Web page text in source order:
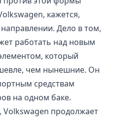
кажется,
Дело в том,
работать над новым
который
чем нынешние. Он
средствам
на одном баке.
продолжает